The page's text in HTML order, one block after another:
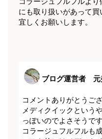
にも取り扱いがあって買
宜しくお願いします。
ブログ運営者 元
コメントありがとうご
メディクイックという
っぽいのでよさそうで
コラージュフルフルも